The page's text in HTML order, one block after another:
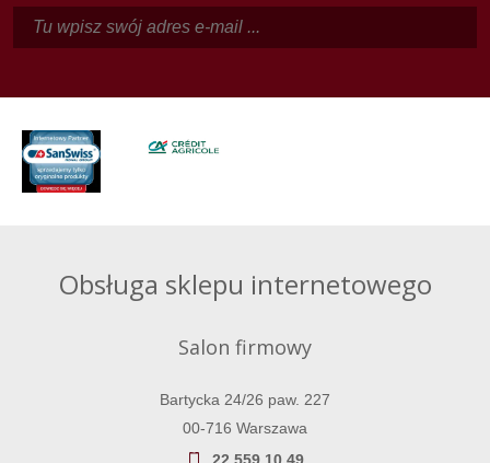
Obsługa sklepu internetowego
Salon firmowy
Bartycka 24/26 paw. 227
00-716 Warszawa